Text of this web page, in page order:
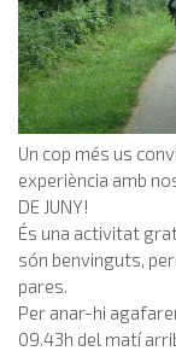
Un cop més us
experiència amb
DE JUNY!
És una activitat
són benvinguts,
pares.
Per anar-hi
09.43h del matí